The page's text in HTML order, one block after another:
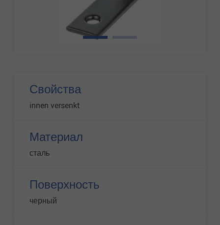
1
Свойства
innen versenkt
Материал
сталь
Поверхность
черный